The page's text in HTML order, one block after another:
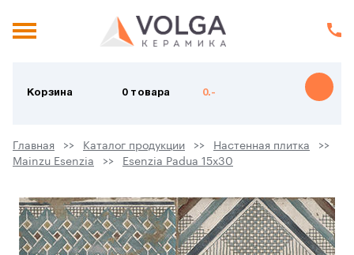
Корзина 0 товара 0.-
Главная Каталог продукции
Настенная плитка
Mainzu Esenzia
Esenzia Padua 15х30